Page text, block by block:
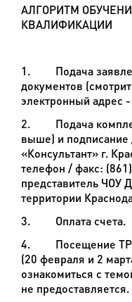
АЛГОРИТМ
КВАЛИФИКАЦИИ
1. Подача
документов
электронный адрес -
2. Подача
выше) и
«Консультант» г.
телефон / факс:
представитель ЧОУ
территории
3. Оплата счета.
4. Посещение
(20 февраля и 2
ознакомиться с
не предоставляется.